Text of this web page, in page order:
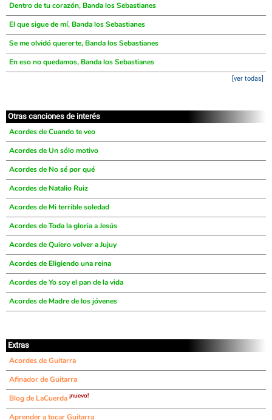
Dentro de tu corazón, Banda los Sebastianes
El que sigue de mí, Banda los Sebastianes
Se me olvidó quererte, Banda los Sebastianes
En eso no quedamos, Banda los Sebastianes
[ver todas]
Otras canciones de interés
Acordes de Cuando te veo
Acordes de Un sólo motivo
Acordes de No sé por qué
Acordes de Natalio Ruiz
Acordes de Mi terrible soledad
Acordes de Toda la gloria a Jesús
Acordes de Quiero volver a Jujuy
Acordes de Eligiendo una reina
Acordes de Yo soy el pan de la vida
Acordes de Madre de los jóvenes
Extras
Acordes de Guitarra
Afinador de Guitarra
Blog de LaCuerda ¡nuevo!
Aprender a tocar Guitarra